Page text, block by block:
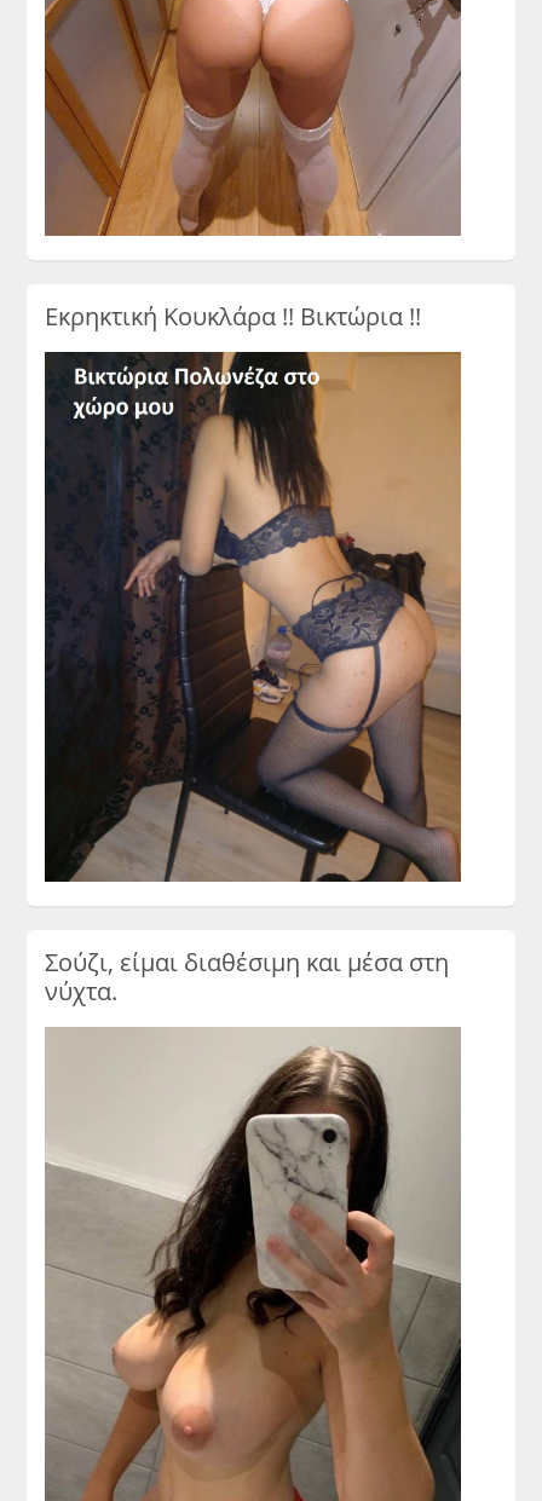
Εκρηκτική Κουκλάρα !! Βικτώρια !!
Σούζι, είμαι διαθέσιμη και μέσα στη
νύχτα.